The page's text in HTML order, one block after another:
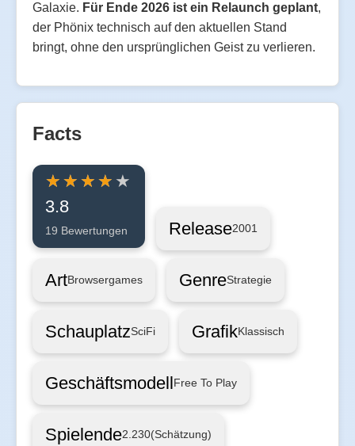
Galaxie. Für Ende 2026 ist ein Relaunch geplant,
der Phönix technisch auf den aktuellen Stand
bringt, ohne den ursprünglichen Geist zu verlieren.
Facts
3.8
19 Bewertungen Release2001
ArtBrowsergames GenreStrategie
SchauplatzSciFi GrafikKlassisch
GeschäftsmodellFree To Play
Spielende2.230(Schätzung)